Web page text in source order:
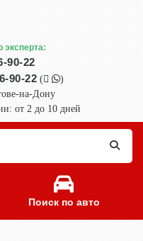
эксперта:
90-22
90-22 (
)
на-Дону
от 2 до 10 дней
Поиск по авто